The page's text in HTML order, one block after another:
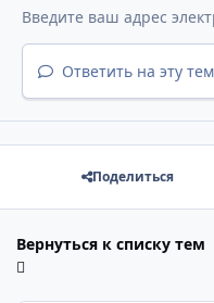
Ответить на эту
Поделиться
Вернуться к списку тем